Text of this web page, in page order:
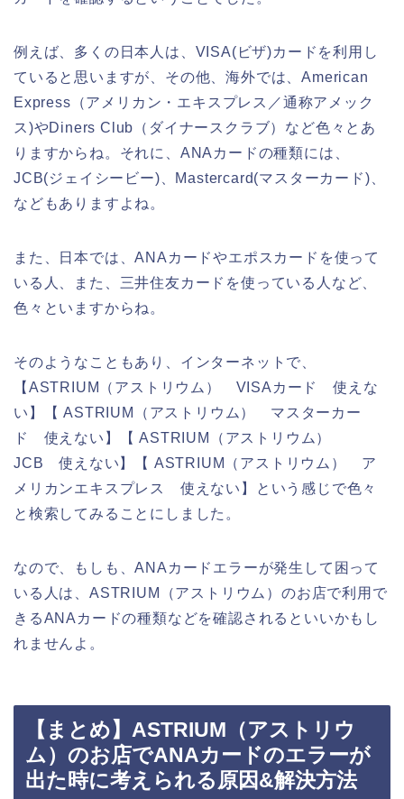
例えば、多くの日本人は、VISA(ビザ)カードを利用し
ていると思いますが、その他、海外では、American
Express（アメリカン・エキスプレス／通称アメック
ス)やDiners Club（ダイナースクラブ）など色々とあ
りますからね。それに、ANAカードの種類には、
JCB(ジェイシービー)、Mastercard(マスターカード)、
などもありますよね。
また、日本では、ANAカードやエポスカードを使って
いる人、また、三井住友カードを使っている人など、
色々といますからね。
そのようなこともあり、インターネットで、
【ASTRIUM（アストリウム） VISAカード 使えな
い】【 ASTRIUM（アストリウム） マスターカー
ド 使えない】【 ASTRIUM（アストリウム）
JCB 使えない】【 ASTRIUM（アストリウム） ア
メリカンエキスプレス 使えない】という感じで色々
と検索してみることにしました。
なので、もしも、ANAカードエラーが発生して困って
いる人は、ASTRIUM（アストリウム）のお店で利用で
きるANAカードの種類などを確認されるといいかもし
れませんよ。
【まとめ】ASTRIUM（アストリウ
ム）のお店でANAカードのエラーが
出た時に考えられる原因&解決方法